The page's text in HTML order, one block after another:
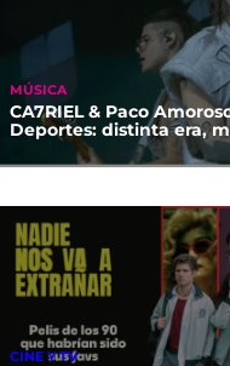
MÚSICA
CA7RIEL & Paco
Deportes: distinta era,
CINE Y TV